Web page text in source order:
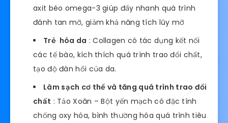
axit béo omega-3 giúp đẩy nhanh quá trình
đánh tan mỡ, giảm khả năng tích lũy mỡ
Trẻ hóa da : Collagen có tác dụng kết nối
các tế bào, kích thích quá trình trao đổi chất,
tạo độ đàn hồi của da.
Làm sạch cơ thể và tăng quá trình trao đổi
chất : Tảo Xoăn – Bột yến mạch có đặc tính
chống oxy hóa, bình thường hóa quá trình tiêu